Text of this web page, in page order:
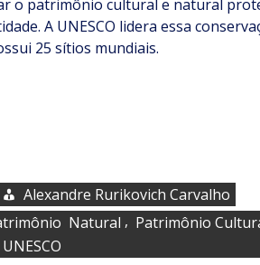
o patrimônio cultural e natural
A UNESCO lidera essa
25 sítios mundiais.
Alexandre Rurikovich Carvalho
Natural , Patrimônio
UNESCO